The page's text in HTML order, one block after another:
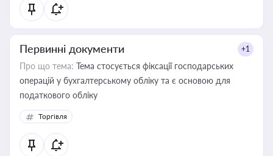
Первинні документи +1
Про що тема: Тема стосується фіксації господарських
операцій у бухгалтерському обліку та є основою для
податкового обліку
Торгівля